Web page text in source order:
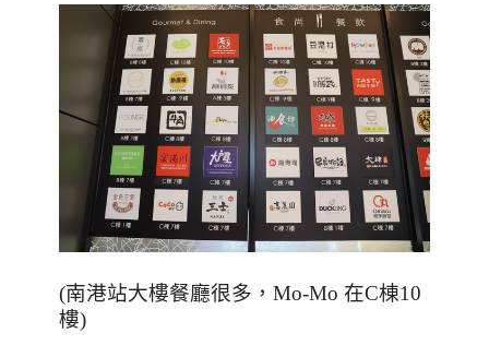
(南港站大樓餐廳很多， Mo-Mo 在C棟10
樓)